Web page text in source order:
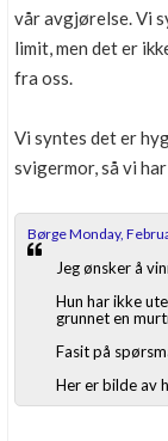
vår avgjørelse. Vi
limit, men det er
fra oss.
Vi syntes det er
svigermor, så vi
Børge Monday,
Jeg ønsker å
Hun har ikke
grunnet en
Fasit på
Her er bilde av